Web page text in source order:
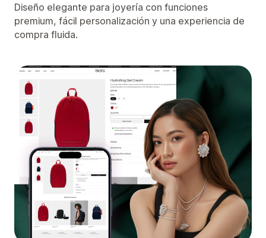
Diseño elegante para joyería con funciones
premium, fácil personalización y una experiencia de
compra fluida.